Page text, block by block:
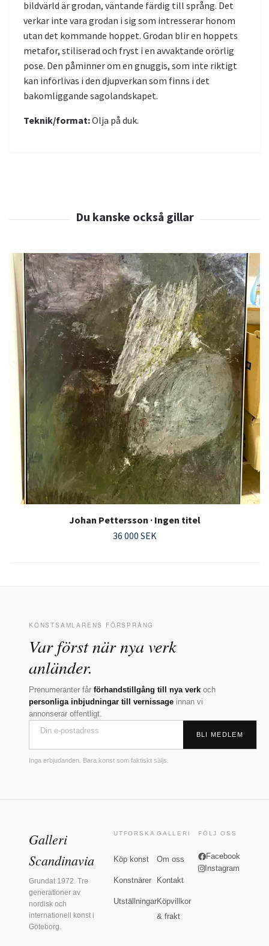
bildvärld är grodan, väntande färdig till språng. Det
verkar inte vara grodan i sig som intresserar honom
utan det kommande hoppet. Grodan blir en hoppets
metafor, stiliserad och fryst i en avvaktande orörlig
pose. Den påminner om en gnuggis, som inte riktigt
kan införlivas i den djupverkan som finns i det
bakomliggande sagolandskapet.
Teknik/format:Olja på duk.
Johan Pettersson · Ingen titel
36 000 SEK
KONSTSAMLARENS FÖRSPRÅNG
Var först när nya verk
anländer.
Prenumeranter får förhandstillgång till nya verk och
personliga inbjudningar till vernissage innan vi
annonserar offentligt.
BLI MEDLEM
Inga erbjudanden. Bara konst som faktiskt säljs.
Galleri
Scandinavia
Grundat 1972. Tre
generationer av
nordisk och
internationell konst i
Göteborg.
UTFORSKA
Köp konst
Konstnärer
Utställningar
GALLERI
Om oss
Kontakt
Köpvillkor
& frakt
FÖLJ OSS
Facebook
Instagram